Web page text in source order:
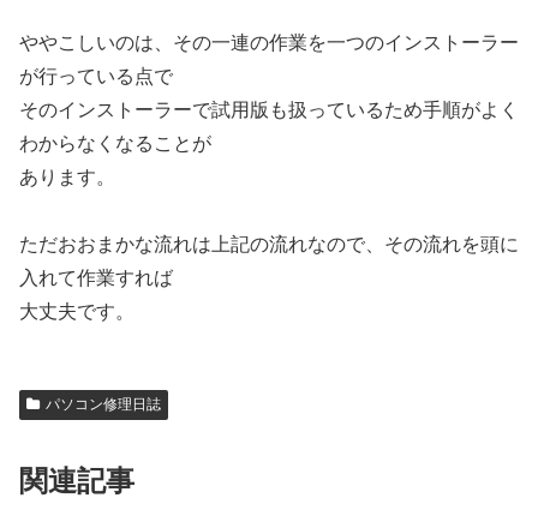
ややこしいのは、その一連の作業を一つのインストーラー
が行っている点で
そのインストーラーで試用版も扱っているため手順がよく
わからなくなることが
あります。
ただおおまかな流れは上記の流れなので、その流れを頭に
入れて作業すれば
大丈夫です。
パソコン修理日誌
関連記事